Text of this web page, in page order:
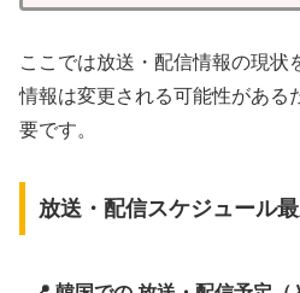
ここでは放送・配信情報の現状
情報は変更される可能性がある
要です。
放送・配信スケジュール